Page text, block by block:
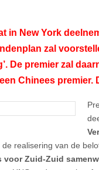
in New York
zal
De premier zal
Chinees premier.
realisering van de
voor Zuid-Zuid